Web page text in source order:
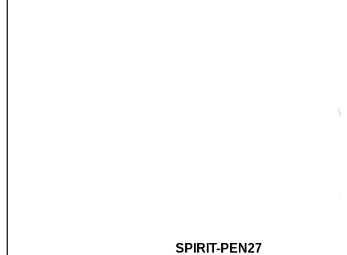
SPIRIT-PEN27